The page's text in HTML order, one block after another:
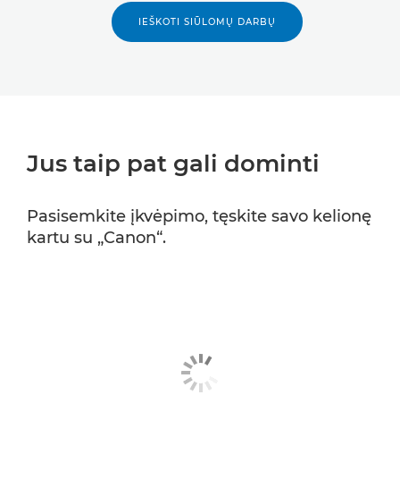
IEŠKOTI SIŪLOMŲ DARBŲ
Jus taip pat gali dominti
Pasisemkite įkvėpimo, tęskite savo kelionę
kartu su „Canon“.